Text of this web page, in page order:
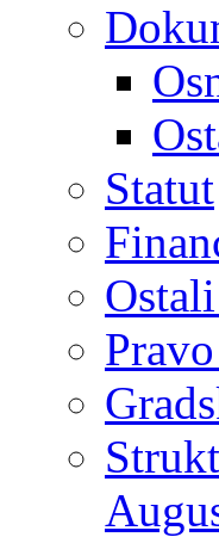
Statut